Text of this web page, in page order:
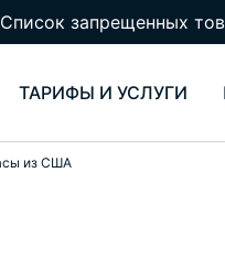
Список запрещенных
ТАРИФЫ И УСЛУГИ
из США